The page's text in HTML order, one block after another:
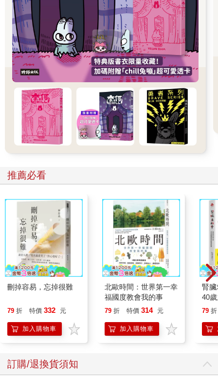
我蹲下來，和他四目相交。
「我猜你的名字叫泰迪。」
男孩露出害羞的笑容。
「我是瑪洛莉．昆恩。我是──」
他轉身沿樓梯跑上二樓，消失在視線中。
「泰迪？」
我不確定該如何是好。我面前是個小玄關，還有一條通往廚房的
走廊。我看到左邊是餐廳，右邊是客廳，還有地面鋪滿漂亮的硬
松木地板。我聞到空調有一股清新的香氣，還有淡淡墨菲石油牌
現代，像是剛從家具行展示間運來。
我按了門鈴，但門鈴沒發出聲音。我又按了三次—毫無動靜。
「有人嗎？」
房子遠端的廚房中，我看到有個女人的身影。她注意到我，轉過
身來。
「瑪洛莉？是妳嗎？」
「對！嗨！我按了門鈴，可是──」
「我知道，不好意思。我們門鈴還沒修好。」
我還來不及好奇泰迪是怎麼知道來應門，她便走來歡迎我。我從
雙腳沒碰到地。她留著一頭金髮，身材高䠷苗條，皮膚晶瑩剔
透，五官溫柔親切，整個人細緻柔美到彷彿不屬於這世界。
推薦必看
刪掉容易，忘掉很難
79 折 特價 332 元
加入購物車
北歐時間：世界第一幸
福國度教會我的事
79 折 特價 314 元
加入購物車
腎
40
就
79 折
訂購/退換貨須知